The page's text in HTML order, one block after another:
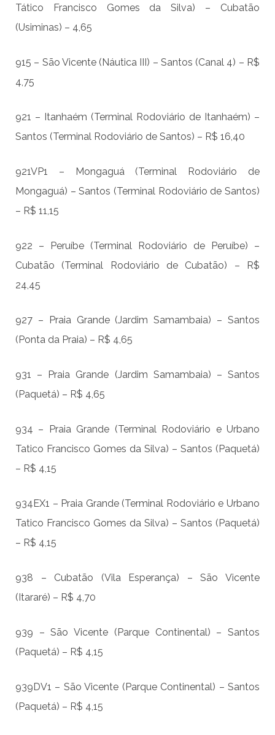
Tático Francisco Gomes da Silva) – Cubatão
(Usiminas) – 4,65
915 – São Vicente (Náutica III) – Santos (Canal 4) – R$
4,75
921 – Itanhaém (Terminal Rodoviário de Itanhaém) –
Santos (Terminal Rodoviário de Santos) – R$ 16,40
921VP1 – Mongaguá (Terminal Rodoviário de
Mongaguá) – Santos (Terminal Rodoviário de Santos)
– R$ 11,15
922 – Peruíbe (Terminal Rodoviário de Peruíbe) –
Cubatão (Terminal Rodoviário de Cubatão) – R$
24,45
927 – Praia Grande (Jardim Samambaia) – Santos
(Ponta da Praia) – R$ 4,65
931 – Praia Grande (Jardim Samambaia) – Santos
(Paquetá) – R$ 4,65
934 – Praia Grande (Terminal Rodoviário e Urbano
Tatico Francisco Gomes da Silva) – Santos (Paquetá)
– R$ 4,15
934EX1 – Praia Grande (Terminal Rodoviário e Urbano
Tatico Francisco Gomes da Silva) – Santos (Paquetá)
– R$ 4,15
938 – Cubatão (Vila Esperança) – São Vicente
(Itararé) – R$ 4,70
939 – São Vicente (Parque Continental) – Santos
(Paquetá) – R$ 4,15
939DV1 – São Vicente (Parque Continental) – Santos
(Paquetá) – R$ 4,15